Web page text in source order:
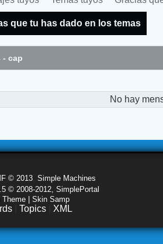
que tu has dado en los temas
- cap
No hay
© 2013 Simple Machines
© 2008-2012, SimplePortal
| Skin Samp
Topics XML